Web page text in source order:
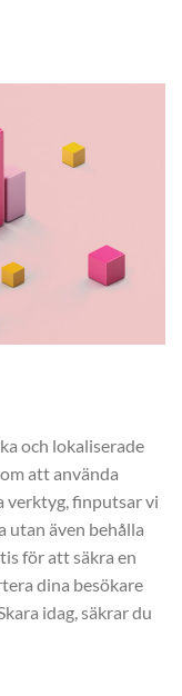
och lokaliserade
att använda
verktyg, finputsar vi
utan även behålla
för att säkra en
dina besökare
idag, säkrar du